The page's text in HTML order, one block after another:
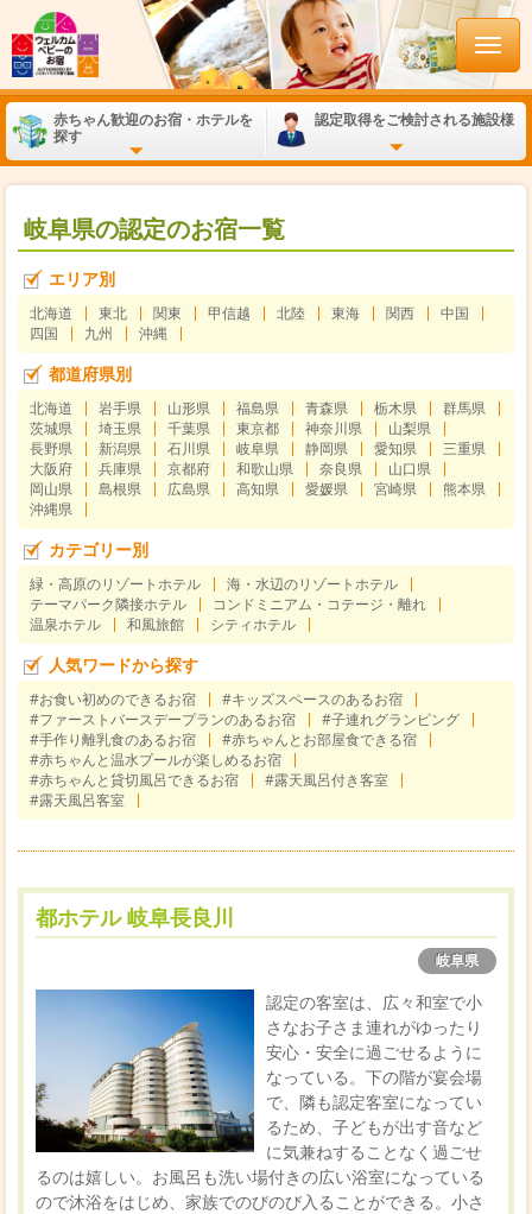
赤ちゃん歓迎のお宿・ホテルを
探す
認定取得をご検討される施設様
岐阜県の認定のお宿一覧
エリア別
北海道 東北 関東 甲信越 北陸 東海 関西
中国
四国
九州 沖縄
都道府県別
北海道 岩手県 山形県 福島県 青森県 栃木県
群馬県
茨城県
埼玉県 千葉県 東京都 神奈川県
山梨県
長野県
新潟県 石川県 岐阜県 静岡県 愛知県
三重県
大阪府
兵庫県 京都府 和歌山県 奈良県
山口県
岡山県
島根県 広島県 高知県 愛媛県 宮崎県
熊本県
沖縄県
カテゴリー別
緑・高原のリゾートホテル
海・水辺のリゾートホテル
テーマパーク隣接ホテル
コンドミニアム・コテージ・離れ
温泉ホテル
和風旅館 シティホテル
人気ワードから探す
#お食い初めのできるお宿
#キッズスペースのあるお宿
#ファーストバースデープランのあるお宿
#子連れグランピング
#手作り離乳食のあるお宿
#赤ちゃんとお部屋食できる宿
#赤ちゃんと温水プールが楽しめるお宿
#赤ちゃんと貸切風呂できるお宿
#露天風呂付き客室
#露天風呂客室
都ホテル 岐阜長良川
岐阜県
認定の客室は、広々和室で小
さなお子さま連れがゆったり
安心・安全に過ごせるように
なっている。下の階が宴会場
で、隣も認定客室になってい
るため、子どもが出す音など
に気兼ねすることなく過ごせ
るのは嬉しい。お風呂も洗い場付きの広い浴室になっている
ので沐浴をはじめ、家族でのびのび入ることができる。小さ